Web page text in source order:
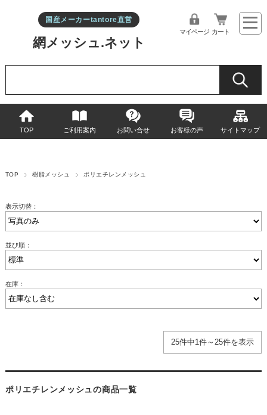
網メッシュ.ネット
国産メーカーtantore直営
マイページ カート
TOP ご利用案内 お問い合せ お客様の声 サイトマップ
TOP 樹脂メッシュ ポリエチレンメッシュ
表示切替：
並び順：
在庫：
25件中1件～25件を表示
ポリエチレンメッシュの商品一覧